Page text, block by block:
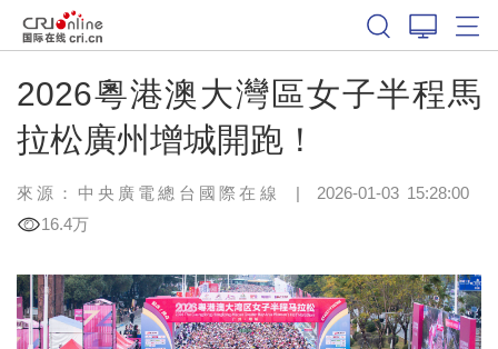
2026粵港澳大灣區女子半程馬
拉松廣州增城開跑！
來源：中央廣電總台國際在線 | 2026-01-03 15:28:00
16.4万